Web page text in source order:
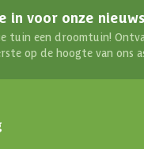
in voor onze
tuin een droomtuin!
op de hoogte van ons